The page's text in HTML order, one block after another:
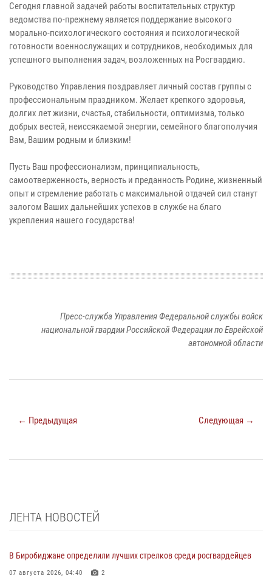
Сегодня главной задачей работы воспитательных структур
ведомства по-прежнему является поддержание высокого
морально-психологического состояния и психологической
готовности военнослужащих и сотрудников, необходимых для
успешного выполнения задач, возложенных на Росгвардию.
Руководство Управления поздравляет личный состав группы с
профессиональным праздником. Желает крепкого здоровья,
долгих лет жизни, счастья, стабильности, оптимизма, только
добрых вестей, неиссякаемой энергии, семейного благополучия
Вам, Вашим родным и близким!
Пусть Ваш профессионализм, принципиальность,
самоотверженность, верность и преданность Родине, жизненный
опыт и стремление работать с максимальной отдачей сил станут
залогом Ваших дальнейших успехов в службе на благо
укрепления нашего государства!
Пресс-служба Управления Федеральной службы войск
национальной гвардии Российской Федерации по Еврейской
автономной области
← Предыдущая Следующая →
ЛЕНТА НОВОСТЕЙ
В Биробиджане определили лучших стрелков среди росгвардейцев
07 августа 2026, 04:40 2